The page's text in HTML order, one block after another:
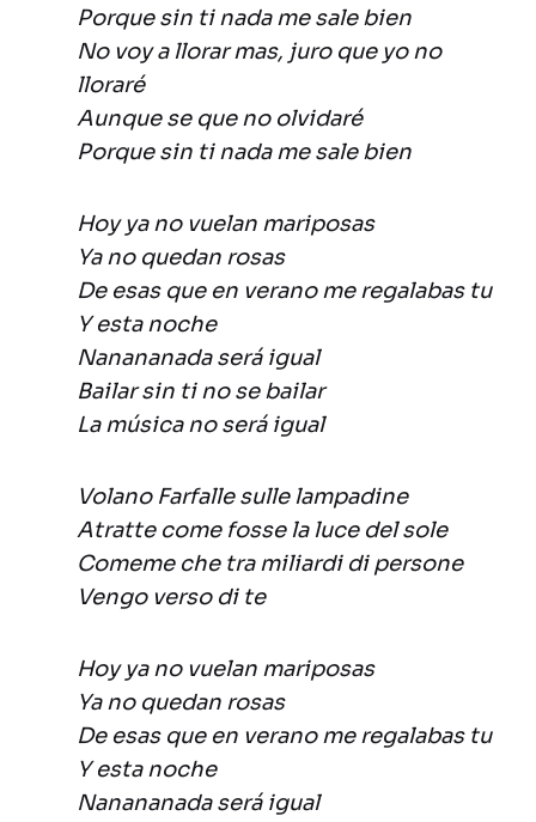
Porque sin ti nada me sale bien
No voy a llorar mas, juro que yo no
lloraré
Aunque se que no olvidaré
Porque sin ti nada me sale bien
Hoy ya no vuelan mariposas
Ya no quedan rosas
De esas que en verano me regalabas tu
Y esta noche
Nanananada será igual
Bailar sin ti no se bailar
La música no será igual
Volano Farfalle sulle lampadine
Atratte come fosse la luce del sole
Comeme che tra miliardi di persone
Vengo verso di te
Hoy ya no vuelan mariposas
Ya no quedan rosas
De esas que en verano me regalabas tu
Y esta noche
Nanananada será igual